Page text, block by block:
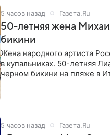
5 часов назад Газета.Ru
50-летняя жена
бикини
Жена народного артиста
в купальниках. 50-летняя
черном бикини на пляже в
5 часов назад Газета.Ru